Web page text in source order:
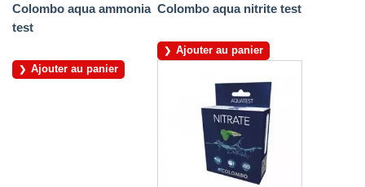
Colombo aqua ammonia
test
Ajouter au panier
Colombo aqua nitrite test
Ajouter au panier